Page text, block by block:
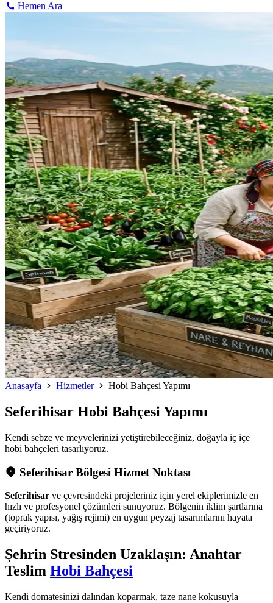
Hemen Ara
Anasayfa Hizmetler Hobi Bahçesi Yapımı
Seferihisar Hobi Bahçesi Yapımı
Kendi sebze ve meyvelerinizi yetiştirebileceğiniz, doğayla iç içe
hobi bahçeleri tasarlıyoruz.
Seferihisar Bölgesi Hizmet Noktası
Seferihisar ve çevresindeki projeleriniz için yerel ekiplerimizle en
hızlı ve profesyonel çözümleri sunuyoruz. Bölgenin iklim şartlarına
(toprak yapısı, yağış rejimi) en uygun peyzaj tasarımlarını hayata
geçiriyoruz.
Şehrin Stresinden Uzaklaşın: Anahtar
Teslim Hobi Bahçesi
Kendi domatesinizi dalından koparmak, taze nane kokusuyla